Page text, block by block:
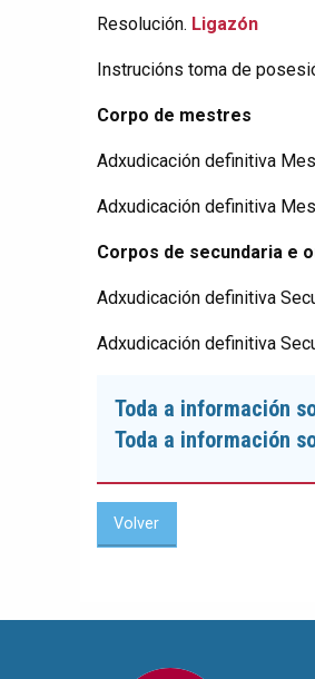
Resolución. Ligazón
Instrucións toma de
Corpo de mestres
Adxudicación definitiva
Adxudicación definitiva
Corpos de secundaria e
Adxudicación definitiva
Adxudicación definitiva
Toda a información
Toda a información
Volver